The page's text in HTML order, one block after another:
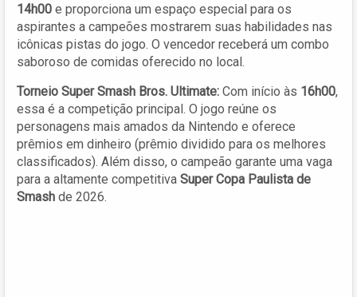
14h00 e proporciona um espaço especial para os
aspirantes a campeões mostrarem suas habilidades nas
icônicas pistas do jogo. O vencedor receberá um combo
saboroso de comidas oferecido no local.
Torneio Super Smash Bros. Ultimate: Com início às 16h00,
essa é a competição principal. O jogo reúne os
personagens mais amados da Nintendo e oferece
prêmios em dinheiro (prêmio dividido para os melhores
classificados). Além disso, o campeão garante uma vaga
para a altamente competitiva Super Copa Paulista de
Smash de 2026.